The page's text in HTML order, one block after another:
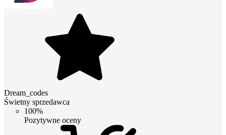
Dream_codes
Świetny sprzedawca
100%
Pozytywne oceny